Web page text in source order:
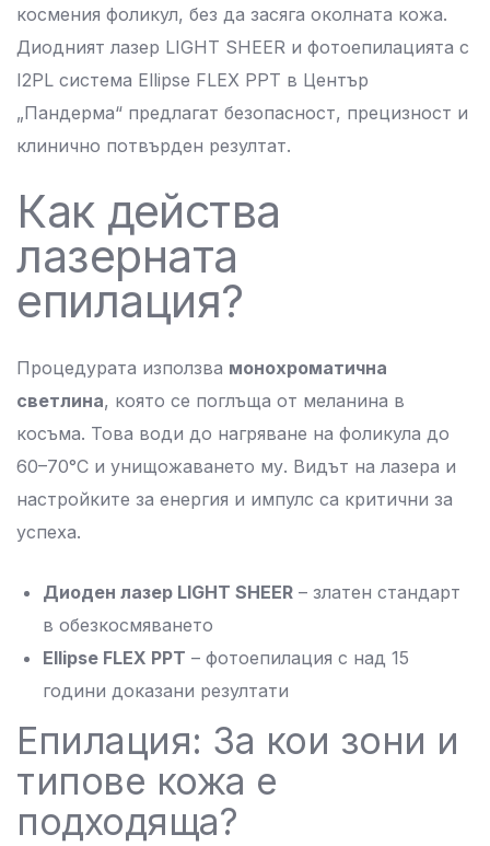
космения фоликул, без да засяга околната кожа.
Диодният лазер LIGHT SHEER и фотоепилацията с
I2PL система Ellipse FLEX PPT в Център
„Пандерма“ предлагат безопасност, прецизност и
клинично потвърден резултат.
Как действа
лазерната
епилация?
Процедурата използва монохроматична
светлина, която се поглъща от меланина в
косъма. Това води до нагряване на фоликула до
60–70°C и унищожаването му. Видът на лазера и
настройките за енергия и импулс са критични за
успеха.
Диоден лазер LIGHT SHEER – златен стандарт
в обезкосмяването
Ellipse FLEX PPT – фотоепилация с над 15
години доказани резултати
Епилация: За кои зони и
типове кожа е
подходяща?